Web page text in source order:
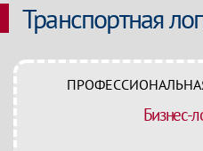
Транспортная
Бизнес-